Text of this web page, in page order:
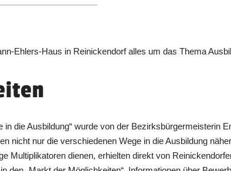
Ehlers-Haus in Reinickendorf alles um das Thema
in die Ausbildung“ wurde von der Bezirksbürgermeisterin
nicht nur die verschiedenen Wege in die Ausbildung
Multiplikatoren dienen, erhielten direkt von